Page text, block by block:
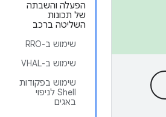
הפעלה והשבתה
של תכונות
השליטה ברכב
שימוש ב-RRO
שימוש ב-VHAL
שימוש בפקודות
Shell לניפוי
באגים